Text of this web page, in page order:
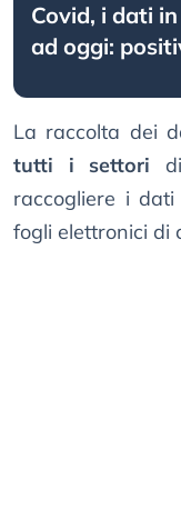
Covid, i dati
ad oggi:
La raccolta dei
tutti i settori
raccogliere i
fogli elettronici di